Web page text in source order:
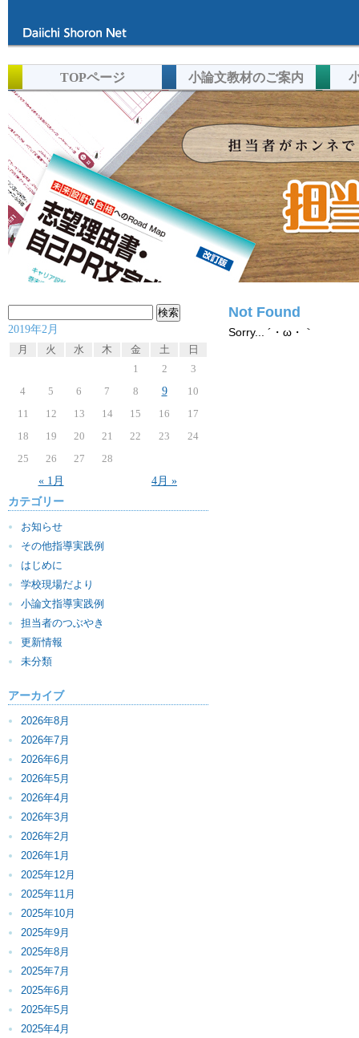
TOPページ 小論文教材のご案内
索:
2019年2月
月
火 水 木 金 土 日
« 1月 4月 »
1 2
3
4
5 6 7 8 9
10
11
12 13 14 15 16
17
18
19 20 21 22 23
24
25
26 27 28
カテゴリー
お知らせ
その他指導実践例
はじめに
学校現場だより
小論文指導実践例
担当者のつぶやき
更新情報
未分類
アーカイブ
2026年8月
2026年7月
2026年6月
2026年5月
2026年4月
2026年3月
2026年2月
2026年1月
2025年12月
2025年11月
2025年10月
2025年9月
2025年8月
2025年7月
2025年6月
2025年5月
2025年4月
Not Found
Sorry... ´・ω・｀